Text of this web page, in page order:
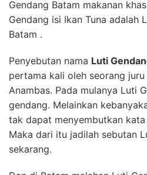
Gendang Batam makanan
Gendang isi Ikan Tuna adalah
Batam .
Penyebutan nama Luti
pertama kali oleh seorang
Anambas. Pada mulanya Luti
gendang. Melainkan
tak dapat menyembutkan
Maka dari itu jadilah sebutan
sekarang.